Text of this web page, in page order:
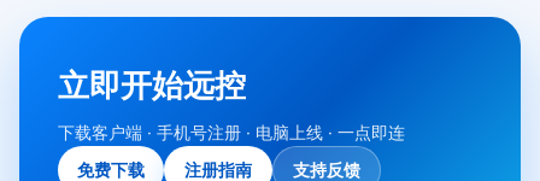
立即开始远控
下载客户端 · 手机号注册 · 电脑上线 · 一点即连
免费下载
注册指南 支持反馈